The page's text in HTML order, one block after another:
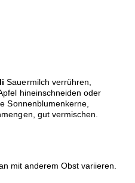
Sauermilch verrühren,
hineinschneiden oder
Sonnenblumenkerne,
gut vermischen.
mit anderem Obst variieren.